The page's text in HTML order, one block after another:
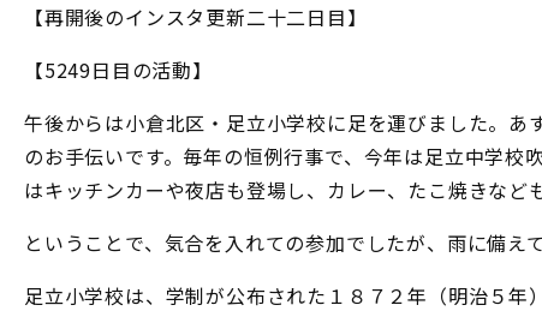
【再開後のインスタ更新二十二日目】
【5249日目の活動】
午後からは小倉北区・足立小学校に足を運びました。
のお手伝いです。毎年の恒例行事で、今年は足立中学
はキッチンカーや夜店も登場し、カレー、たこ焼きなど
ということで、気合を入れての参加でしたが、雨に備え
足立小学校は、学制が公布された１８７２年（明治５